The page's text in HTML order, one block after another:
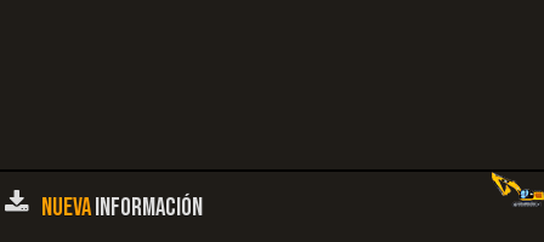
NUEVAINFORMACIÓN